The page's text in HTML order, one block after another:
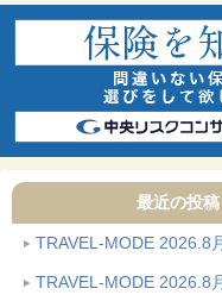
最近の投稿
TRAVEL-MODE 2026.8
TRAVEL-MODE 2026.8